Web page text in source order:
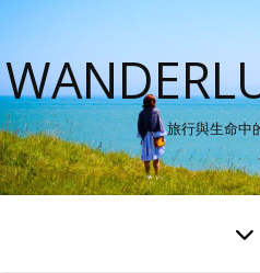
旅行與生命中